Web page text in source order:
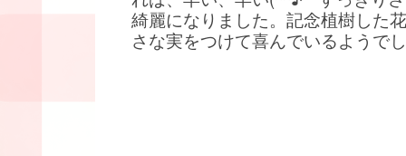
綺麗になりました。記念植樹した
さな実をつけて喜んでいるようで